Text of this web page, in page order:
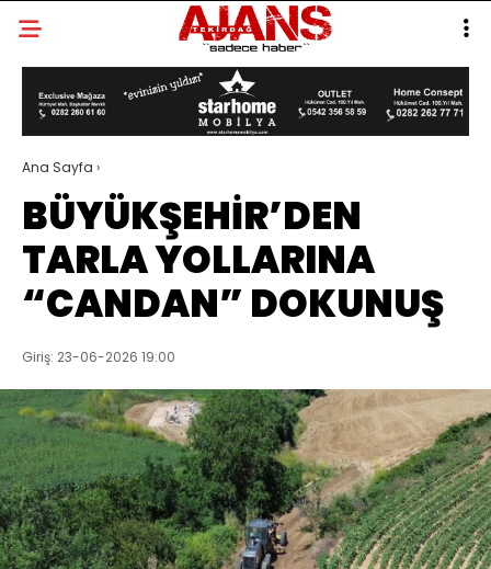
Ana Sayfa ›
BÜYÜKŞEHİR’DEN
TARLA YOLLARINA
“CANDAN” DOKUNUŞ
Giriş: 23-06-2026 19:00